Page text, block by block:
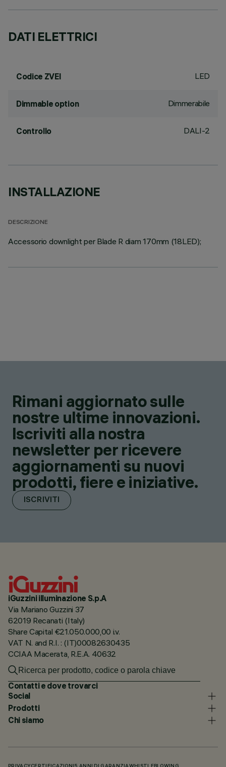
DATI ELETTRICI
Codice ZVEI LED
Dimmable option Dimmerabile
Controllo DALI-2
INSTALLAZIONE
DESCRIZIONE
Accessorio downlight per Blade R diam 170mm (18LED);
Rimani aggiornato sulle
nostre ultime innovazioni.
Iscriviti alla nostra
newsletter per ricevere
aggiornamenti su nuovi
prodotti, fiere e iniziative.
ISCRIVITI
iGuzzini illuminazione S.p.A
Via Mariano Guzzini 37
62019 Recanati (Italy)
Share Capital €21.050.000,00 i.v.
VAT N. and R.I. : (IT)00082630435
CCIAA Macerata, R.E.A. 40632
Contatti e dove trovarci
Social
Prodotti
Chi siamo